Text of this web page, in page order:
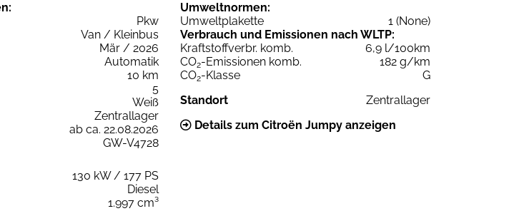
Pkw
Van / Kleinbus
Mär / 2026
Automatik
10 km
5
Weiß
Zentrallager
ab ca. 22.08.2026
GW-V4728
130 kW / 177 PS
Diesel
1.997 cm³
Umweltnormen:
Umweltplakette
1 (None)
Verbrauch und Emissionen nach WLTP:
Kraftstoffverbr. komb.
6,9 l/100km
CO2-Emissionen komb.
182 g/km
CO2-Klasse
G
Standort
Zentrallager
Details zum Citroën Jumpy anzeigen